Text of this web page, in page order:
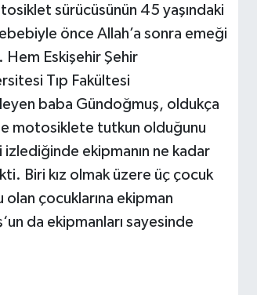
sürücüsünün 45 yaşındaki
önce Allah’a sonra emeği
Eskişehir Şehir
Tıp Fakültesi
baba Gündoğmuş, oldukça
motosiklete tutkun olduğunu
ekipmanın ne kadar
Biri kız olmak üzere üç çocuk
çocuklarına ekipman
da ekipmanları sayesinde